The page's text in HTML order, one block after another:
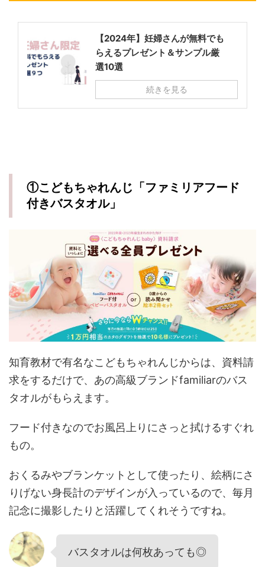
【2024年】妊婦さんが無料でも
らえるプレゼント＆サンプル厳
選10選
続きを見る
①こどもちゃれんじ「ファミリアフード
付きバスタオル」
知育教材で有名なこどもちゃれんじからは、資料請
求をするだけで、あの高級ブランドfamiliarのバス
タオルがもらえます。
フード付きなのでお風呂上りにさっと拭けるすぐれ
もの。
おくるみやブランケットとして使ったり、絵柄にさ
りげない身長計のデザインが入っているので、毎月
記念に撮影したりと活躍してくれそうですね。
バスタオルは何枚あっても◎